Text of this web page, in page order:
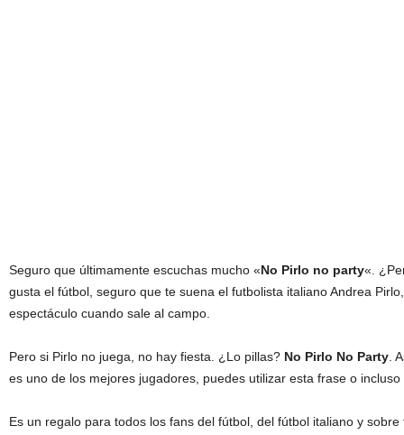
Seguro que últimamente escuchas mucho «No Pirlo no party«.
gusta el fútbol, seguro que te suena el futbolista italiano Andrea
espectáculo cuando sale al campo.
Pero si Pirlo no juega, no hay fiesta. ¿Lo pillas? No Pirlo No Party .
es uno de los mejores jugadores, puedes utilizar esta frase o
Es un regalo para todos los fans del fútbol, del fútbol italiano y